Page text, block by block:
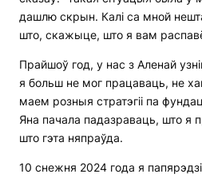
дашлю скрын. Калі са мной
што, скажыце, што я вам
Прайшоў год, у нас з Аленай
я больш не мог працаваць, не
маем розныя стратэгіі па
Яна пачала падазраваць, што я
што гэта няпраўда.
10 снежня 2024 года я